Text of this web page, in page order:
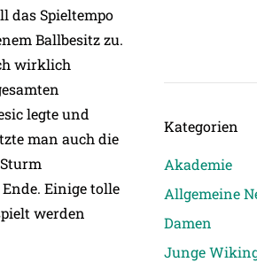
das Spieltempo
Ballbesitz zu.
wirklich
legte und
man auch die
Einige tolle
werden
Kategorien
Akademie
Allgemeine
Damen
Junge